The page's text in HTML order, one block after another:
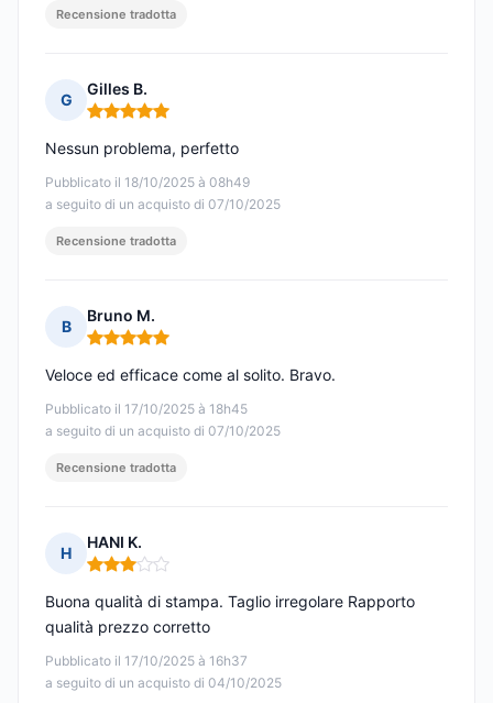
Recensione tradotta
G
Gilles B.
Nota: 5 su 5
Pubblicato il 18/10/2025 à 08h49
a seguito di un acquisto di 07/10/2025
Nessun problema, perfetto
Recensione tradotta
B
Bruno M.
Nota: 5 su 5
Pubblicato il 17/10/2025 à 18h45
a seguito di un acquisto di 07/10/2025
Veloce ed efficace come al solito. Bravo.
Recensione tradotta
H
HANI K.
Nota: 3 su 5
Pubblicato il 17/10/2025 à 16h37
a seguito di un acquisto di 04/10/2025
Buona qualità di stampa. Taglio irregolare Rapporto
qualità prezzo corretto